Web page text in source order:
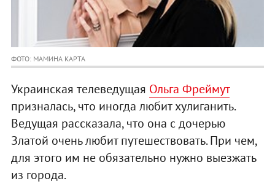
ФОТО: МАМИНА КАРТА
Украинская телеведущая Ольга Фреймут
призналась, что иногда любит хулиганить.
Ведущая рассказала, что она с дочерью
Златой очень любит путешествовать. При чем,
для этого им не обязательно нужно выезжать
из города.